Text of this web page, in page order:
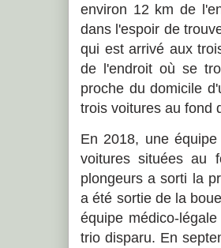
environ 12 km de
dans l'espoir de
qui est arrivé aux
de l'endroit où se
proche du domicile
trois voitures au fond
En 2018, une
voitures situées au
plongeurs a sorti la
a été sortie de la
équipe médico-
trio disparu. En